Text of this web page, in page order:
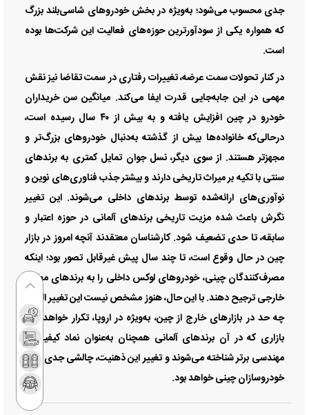
جدی محسوب می‌شود؛ به‌ویژه در بخش خودرو‌های شاسی‌بلند بزرگ
که همواره یکی از سودآورترین حوزه‌های فعالیت این شرکت‌ها بوده
است.
در کنار تحولات سمت عرضه، تغییرات رفتاری در سمت تقاضا نیز نقش
مهمی در این جابه‌جایی قدرت ایفا می‌کند. میانگین سن خریداران
خودرو در چین افزایش یافته و به بیش از ۴۰ سال رسیده است،
درحالی‌که خانواده‌ها بیش از گذشته به‌دنبال خودرو‌های بزرگ‌تر و
مجهزتر هستند. از سوی دیگر، نسل جوان تمایل کمتری به برند‌های
سنتی با تکیه بر میراث تاریخی دارند و بیشتر جذب فناوری‌های نوین و
نوآوری‌های ارائه‌شده توسط برند‌های داخلی می‌شوند. این تغییر
نگرش باعث شده مزیت تاریخی برند‌های آلمانی در حوزه اعتبار و
سابقه، تا حدی تضعیف شود. کارشناسان معتقدند آنچه امروز در بازار
چین در حال وقوع است، تا چند سال پیش غیرقابل تصور بود؛ اینکه
مصرف‌کنندگان چینی، خودرو‌های لوکس داخلی را به برند‌های مطرح
خارجی ترجیح دهند. با این حال، هنوز مشخص نیست این تغییر الگو تا
چه حد در بازار‌های خارج از چین، به‌ویژه در اروپا، تکرار خواهد شد؛
بازاری که در آن برند‌های آلمانی همچنان به‌عنوان نماد کیفیت و
مهندسی برتر شناخته می‌شوند و تغییر این ذهنیت، چالشی جدی برای
خودروسازان چینی خواهد بود.